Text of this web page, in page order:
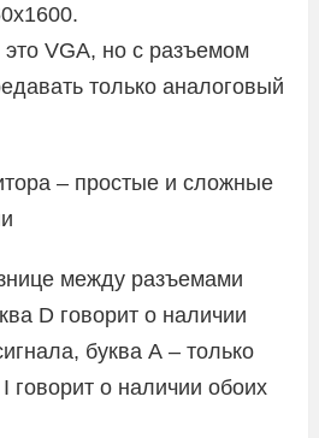
это VGA, но с разъемом
только аналоговый
– простые и сложные
между разъемами
D говорит о наличии
буква А – только
говорит о наличии обоих